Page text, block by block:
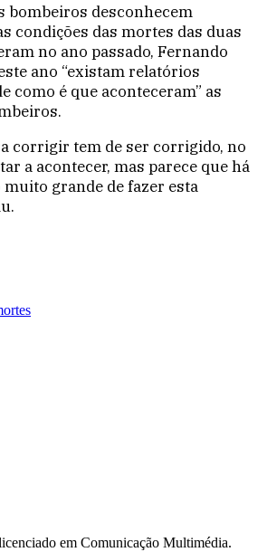
bombeiros desconhecem
condições das mortes das duas
no ano passado, Fernando
ano “existam relatórios
como é que aconteceram” as
corrigir tem de ser corrigido, no
a acontecer, mas parece que há
grande de fazer esta
em Comunicação Multimédia.